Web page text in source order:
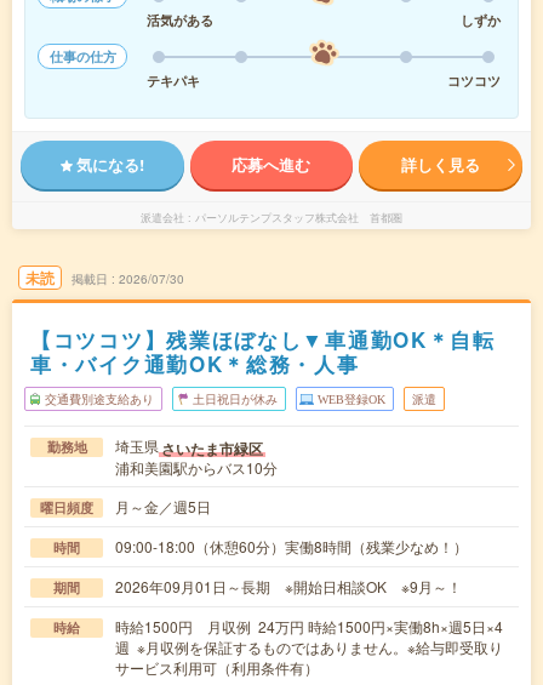
活気がある
しずか
仕事の仕方
テキパキ
コツコツ
気になる! 応募へ進む 詳しく見る
派遣会社 パーソルテンプスタッフ株式会社 首都圏
未読 掲載日 2026/07/30
【コツコツ】残業ほぼなし▼車通勤OK＊自転
車・バイク通勤OK＊総務・人事
交通費別途支給あり 土日祝日が休み WEB登録OK 派遣
勤務地 埼玉県さいたま市緑区
浦和美園駅からバス10分
曜日頻度 月～金／週5日
時間 09:00-18:00（休憩60分）実働8時間（残業少なめ！）
期間 2026年09月01日～長期 ※開始日相談OK ※9月～！
時給
時給1500円 月収例 24万円 時給1500円×実働8h×週5日×4
週 ※月収例を保証するものではありません。※給与即受取り
サービス利用可（利用条件有）